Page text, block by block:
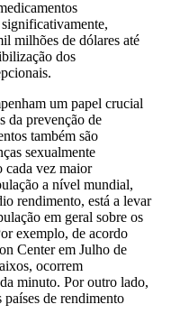
milhões de dólares até
dos
um papel crucial
da prevenção de
também são
sexualmente
cada vez maior
a nível mundial,
rendimento, está a levar
em geral sobre os
exemplo, de acordo
Center em Julho de
ocorrem
minuto. Por outro lado,
de rendimento